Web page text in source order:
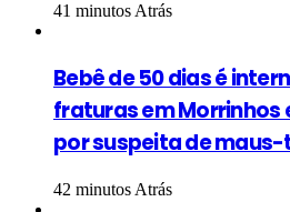
41 minutos Atrás
Bebê de 50 dias é
fraturas em Morrinhos
por suspeita de
42 minutos Atrás